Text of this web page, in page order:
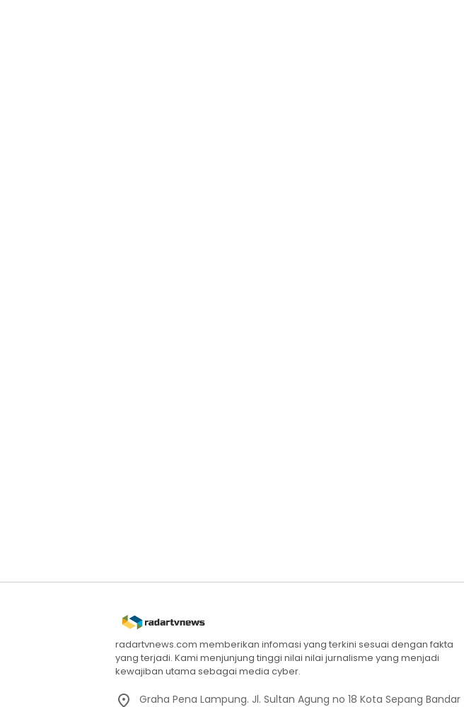
radartvnews.com memberikan infomasi yang terkini sesuai dengan fakta
yang terjadi. Kami menjunjung tinggi nilai nilai jurnalisme yang menjadi
kewajiban utama sebagai media cyber.
Graha Pena Lampung. Jl. Sultan Agung no 18 Kota Sepang Bandar